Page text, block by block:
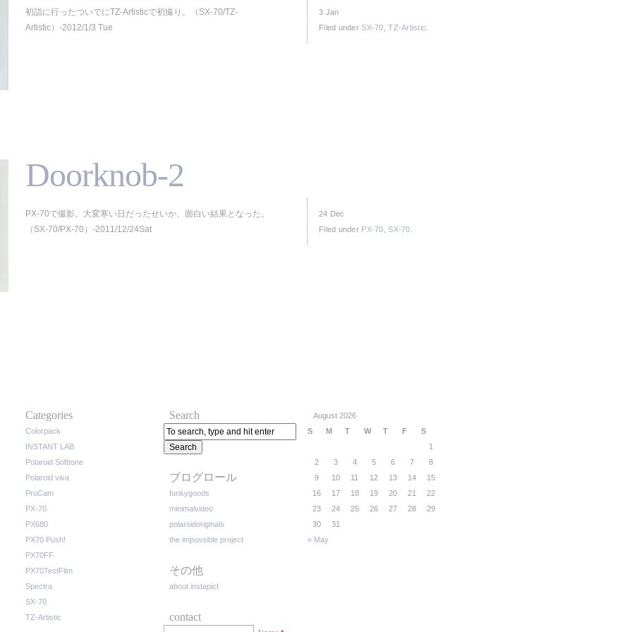
3 Jan
Filed underSX-70 ,TZ-Artistic
初詣に行ったついでにTZ-Artisticで初撮り。（SX-70/TZ-
Artistic）-2012/1/3 Tue
Doorknob-2
24 Dec
Filed under PX-70 ,SX-70
PX-70で撮影。大変寒い日だったせいか、面白い結果となった。
（SX-70/PX-70）-2011/12/24Sat
Categories
Colorpack
INSTANT LAB
Polaroid Softtone
Polaroid viva
ProCam
PX-70
PX680
PX70 Push!
PX70FF
PX70TestFilm
Spectra
SX-70
TZ-Artistic
Search
ブログロール
funkygoods
minimalvideo
polaroidoriginals
the impossible project
その他
about instapict
contact
August 2026
S
M T W T F
S
1
2
3 4 5 6 7
8
9
10 11 12 13 14
15
16
17 18 19 20 21
22
23
24 25 26 27 28
29
30
31
« May